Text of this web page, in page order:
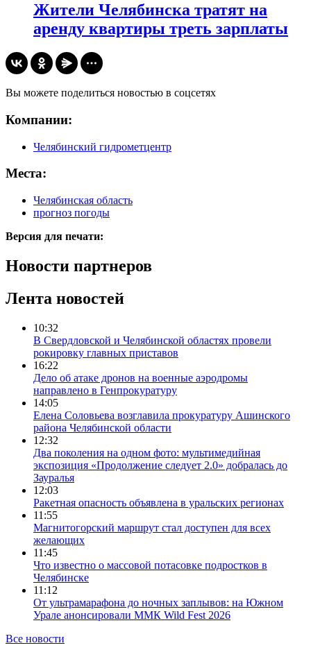
Жители Челябинска тратят на
аренду квартиры треть зарплаты
Вы можете поделиться новостью в соцсетях
Компании:
Челябинский гидрометцентр
Места:
Челябинская область
прогноз погоды
Версия для печати:
Новости партнеров
Лента новостей
10:32
В Свердловской и Челябинской областях провели
рокировку главных приставов
16:22
Дело об атаке дронов на военные аэродромы
направлено в Генпрокуратуру
14:05
Елена Соловьева возглавила прокуратуру Ашинского
района Челябинской области
12:32
Два поколения на одном фото: мультимедийная
экспозиция «Продолжение следует 2.0» добралась до
Зауралья
12:03
Ракетная опасность объявлена в уральских регионах
11:55
Магнитогорский маршрут стал доступен для всех
желающих
11:45
Что известно о массовой потасовке подростков в
Челябинске
11:12
От ультрамарафона до ночных заплывов: на Южном
Урале анонсировали ММК Wild Fest 2026
Все новости